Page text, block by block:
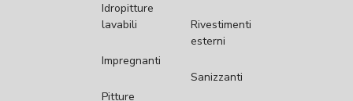
Idropitture
lavabili
Impregnanti
Pitture
Rivestimenti
esterni
Sanizzanti